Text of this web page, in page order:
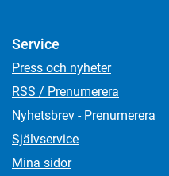
Service
Press och nyheter
RSS / Prenumerera
Nyhetsbrev - Prenumerera
Självservice
Mina sidor